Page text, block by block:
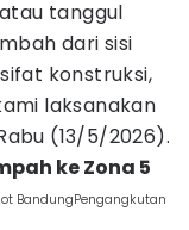
tanggul
dari sisi
konstruksi,
laksanakan
(13/5/2026).
ke Zona 5
BandungPengangkutan